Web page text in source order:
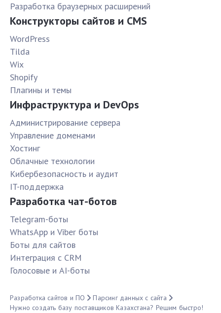
Разработка браузерных расширений
Конструкторы сайтов и CMS
WordPress
Tilda
Wix
Shopify
Плагины и темы
Инфраструктура и DevOps
Администрирование сервера
Управление доменами
Хостинг
Облачные технологии
Кибербезопасность и аудит
IT-поддержка
Разработка чат-ботов
Telegram-боты
WhatsApp и Viber боты
Боты для сайтов
Интеграция с CRM
Голосовые и AI-боты
Разработка сайтов и ПО
Парсинг данных с сайта
Нужно создать базу поставщиков Казахстана? Решим быстро!